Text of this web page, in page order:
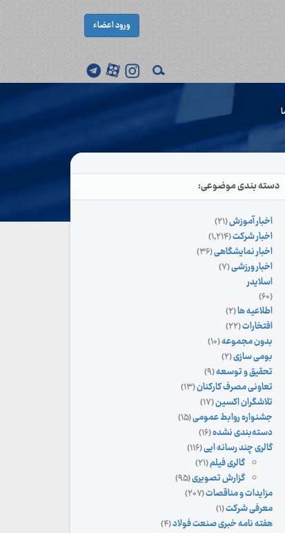
ورود اعضاء
دسته بندی موضوعی:
اخبار آموزش(۲۱)
اخبار شرکت(۱,۲۱۴)
اخبار نمایشگاهی(۳۶)
اخبار ورزشی(۷)
اسلایدر
(۶۰)
اطلاعیه ها(۲)
افتخارات(۲۲)
بدون مجموعه(۱۰)
بومی سازی(۲)
تحقیق و توسعه(۹)
تعاونی مصرف کارکنان(۱۳)
تلاشگران اکسین(۱۷)
جشنواره روابط عمومی(۱۵)
دسته‌بندی نشده(۱۶)
گالری چند رسانه ایی(۱۱۶)
گالری فیلم(۲۱)
گزارش تصویری(۹۵)
مزایدات و مناقصات(۲۰۷)
معرفی شرکت(۱)
هفته نامه خبری صنعت فولاد(۴)